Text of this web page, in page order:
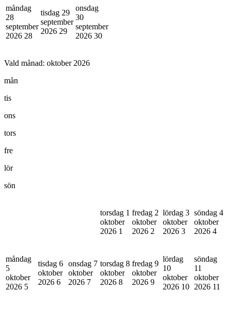
måndag
28
september
2026 28
tisdag 29
september
2026 29
onsdag
30
september
2026 30
Vald månad: oktober 2026
mån
tis
ons
tors
fre
lör
sön
torsdag 1
oktober
2026 1
fredag 2
oktober
2026 2
lördag 3
oktober
2026 3
söndag 4
oktober
2026 4
måndag
5
oktober
2026 5
tisdag 6
oktober
2026 6
onsdag 7
oktober
2026 7
torsdag 8
oktober
2026 8
fredag 9
oktober
2026 9
lördag
10
oktober
2026 10
söndag
11
oktober
2026 11